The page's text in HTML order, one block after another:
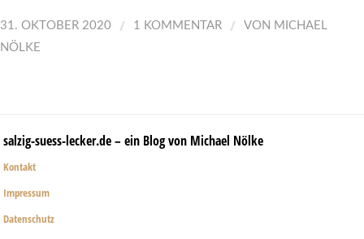
31. OKTOBER 2020 / 1 KOMMENTAR / VON MICHAEL
NÖLKE
salzig-suess-lecker.de – ein Blog von Michael Nölke
Kontakt
Impressum
Datenschutz